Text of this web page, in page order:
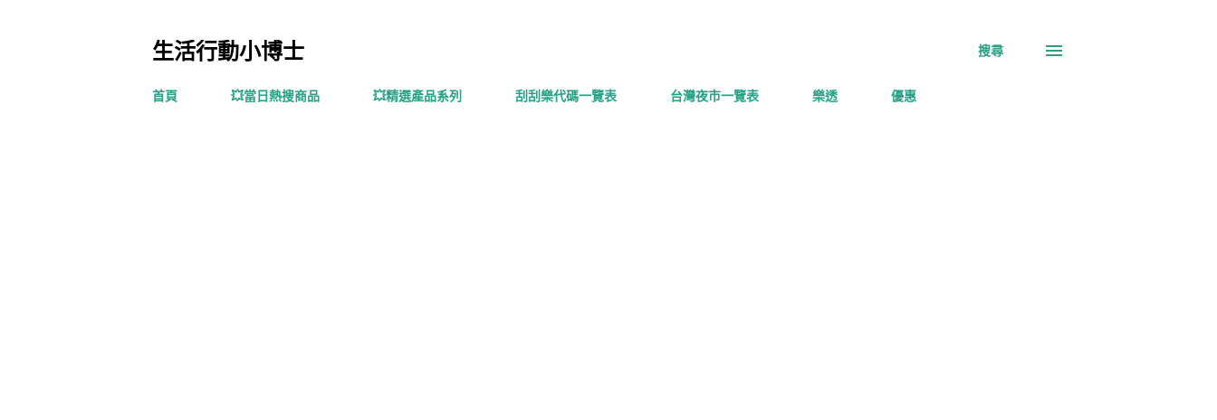
生活行動小博士 搜尋
首頁 💥當日熱搜商品 💥精選產品系列 刮刮樂代碼一覽表 台灣夜市一覽表 樂透 優惠